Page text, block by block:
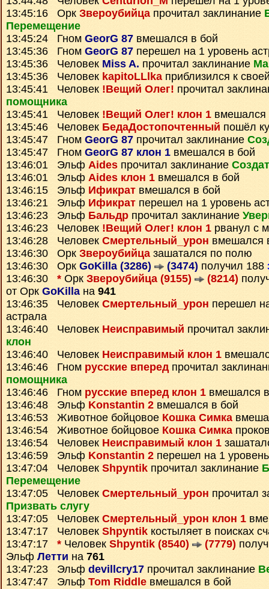
13:45:16 Орк Звероубийцапрочитал заклинание
Перемещение
13:45:24 Гном GeorG 87 вмешался в бой
13:45:36 Гном GeorG 87 перешел на 1 уровень
13:45:36 Человек Miss A. прочитал заклинание
13:45:36 Человек kapitoLLlkaприблизился к
13:45:41 Человек !Вещий Олег! прочитал
помощника
13:45:41 Человек !Вещий Олег! клон 1 вмешался
13:45:46 Человек БедаДостопочтенный пошёл
13:45:47 Гном GeorG 87 прочитал заклинание
13:45:47 Гном GeorG 87 клон 1 вмешался в бой
13:46:01 Эльф Aides прочитал заклинание
13:46:01 Эльф Aides клон 1 вмешался в бой
13:46:15 Эльф Ификрат вмешался в бой
13:46:21 Эльф Ификрат перешел на 1 уровень
13:46:23 Эльф Бальдр прочитал заклинание
13:46:23 Человек !Вещий Олег! клон 1 рванул с
13:46:28 Человек Смертельный_урон вмешался
13:46:30 Орк Звероубийцазашатался по полю
13:46:30 Орк GoKilla (3286) (3474) получил 188
13:46:30 * Орк Звероубийца (9155) (8214)
от Орк GoKilla на 941
13:46:35 Человек Смертельный_урон перешел
астрала
13:46:40 Человек Неисправимый прочитал
клон
13:46:40 Человек Неисправимый клон 1
13:46:46 Гном русские впередпрочитал
помощника
13:46:46 Гном русские вперед клон 1 вмешался
13:46:48 Эльф Konstantin 2 вмешался в бой
13:46:53 Животное бойцовое Кошка Симка
13:46:54 Животное бойцовое Кошка Симка
13:46:54 Человек Неисправимый клон 1
13:46:59 Эльф Konstantin 2 перешел на 1
13:47:04 Человек Shpyntik прочитал заклинание
Перемещение
13:47:05 Человек Смертельный_урон прочитал
Призвать слугу
13:47:05 Человек Смертельный_урон клон 1
13:47:17 Человек Shpyntik костыляет в поисках
13:47:17 * Человек Shpyntik (8540) (7779)
Эльф Летти на 761
13:47:23 Эльф devillcry17 прочитал заклинание
13:47:47 Эльф Tom Riddle вмешался в бой